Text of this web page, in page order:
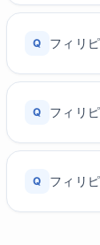
Q フィリ
Q フィリ
Q フィリ